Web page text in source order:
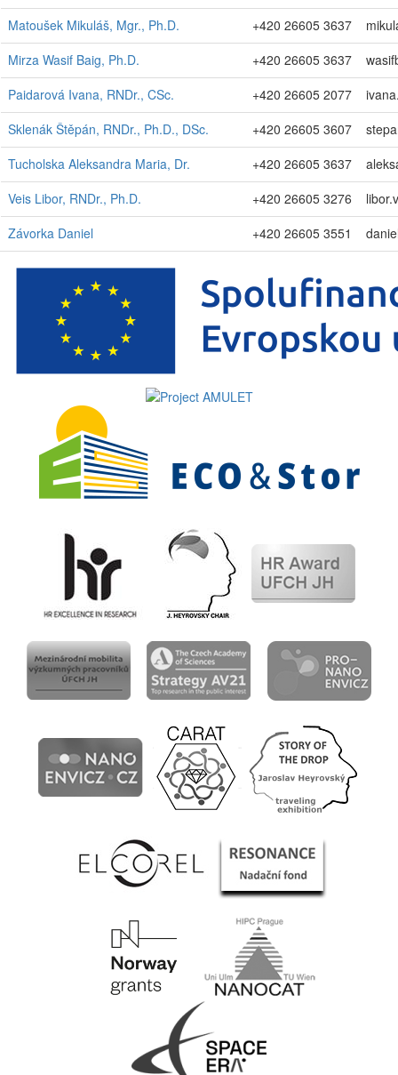
Matoušek Mikuláš, Mgr., Ph.D.
+420 26605 3637
Mirza Wasif Baig, Ph.D.
+420 26605 3637
Paidarová Ivana, RNDr., CSc.
+420 26605 2077
Sklenák Štěpán, RNDr., Ph.D., DSc.
+420 26605 3607
Tucholska Aleksandra Maria, Dr.
+420 26605 3637
Veis Libor, RNDr., Ph.D.
+420 26605 3276
Závorka Daniel
+420 26605 3551